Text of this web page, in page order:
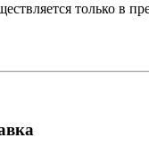
только в